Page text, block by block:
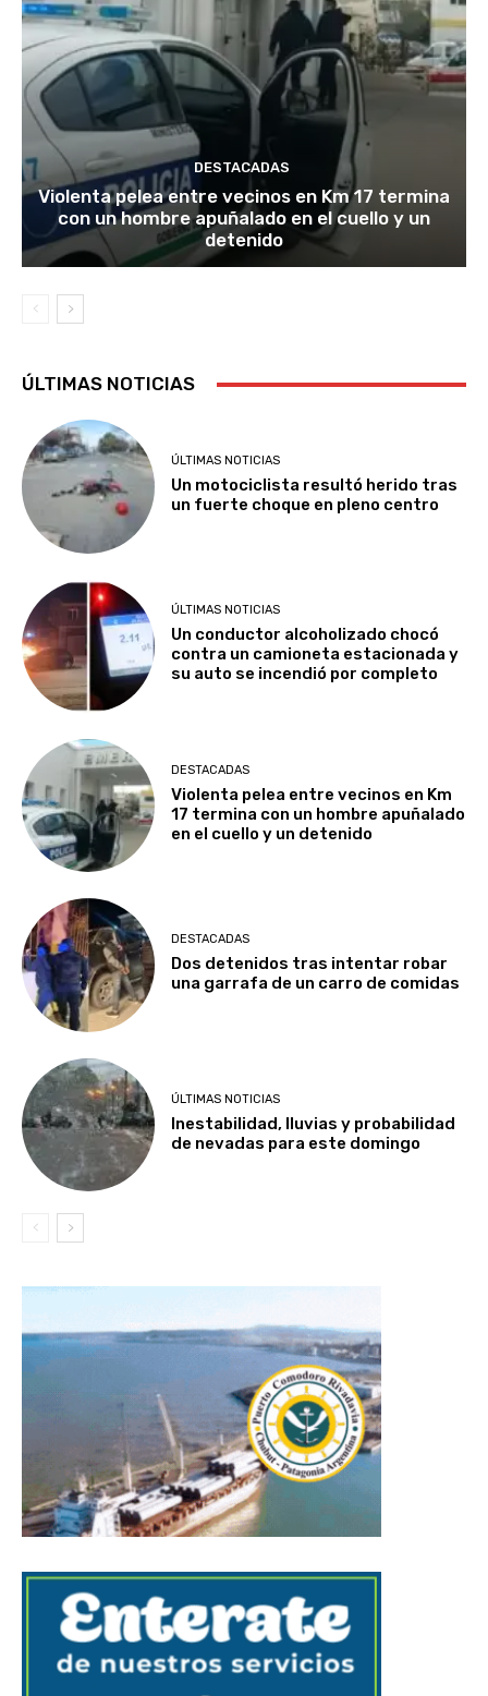
DESTACADAS
Violenta pelea entre vecinos en Km 17 termina
con un hombre apuñalado en el cuello y un
detenido
ÚLTIMAS NOTICIAS
ÚLTIMAS NOTICIAS
Un motociclista resultó herido tras
un fuerte choque en pleno centro
ÚLTIMAS NOTICIAS
Un conductor alcoholizado chocó
contra un camioneta estacionada y
su auto se incendió por completo
DESTACADAS
Violenta pelea entre vecinos en Km
17 termina con un hombre apuñalado
en el cuello y un detenido
DESTACADAS
Dos detenidos tras intentar robar
una garrafa de un carro de comidas
ÚLTIMAS NOTICIAS
Inestabilidad, lluvias y probabilidad
de nevadas para este domingo